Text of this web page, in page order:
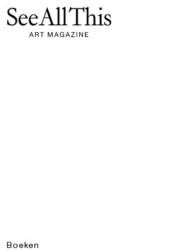
Logo See All This, linkt naar de
Boeken